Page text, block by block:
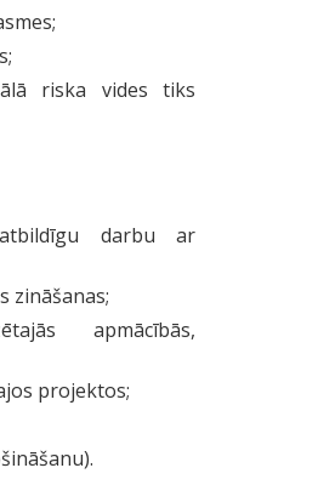
riska vides tiks
darbu ar
zināšanas;
apmācībās,
projektos;